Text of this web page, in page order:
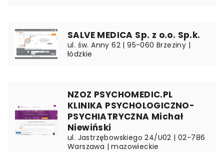
SALVE MEDICA Sp. z o.o. Sp.k.
ul. św. Anny 62 | 95-060 Brzeziny |
łódzkie
NZOZ PSYCHOMEDIC.PL
KLINIKA PSYCHOLOGICZNO-
PSYCHIATRYCZNA Michał
Niewiński
ul. Jastrzębowskiego 24/U02 | 02-786
Warszawa | mazowieckie